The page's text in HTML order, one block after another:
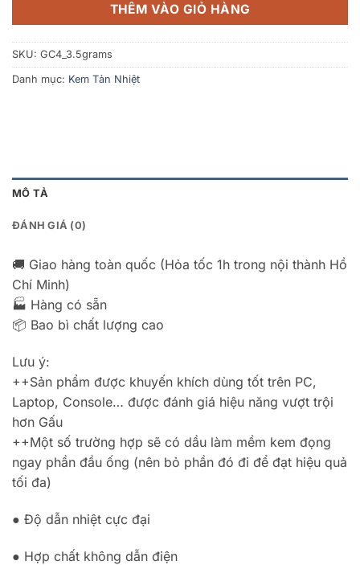
THÊM VÀO GIỎ HÀNG
SKU: GC4_3.5grams
Danh mục: Kem Tản Nhiệt
MÔ TẢ
ĐÁNH GIÁ (0)
🚚 Giao hàng toàn quốc (Hỏa tốc 1h trong nội thành Hồ
Chí Minh)
🏭 Hàng có sẵn
📦 Bao bì chất lượng cao
Lưu ý:
++Sản phẩm được khuyến khích dùng tốt trên PC,
Laptop, Console… được đánh giá hiệu năng vượt trội
hơn Gấu
++Một số trường hợp sẽ có dầu làm mềm kem đọng
ngay phần đầu ống (nên bỏ phần đó đi để đạt hiệu quả
tối đa)
● Độ dẫn nhiệt cực đại
● Hợp chất không dẫn điện